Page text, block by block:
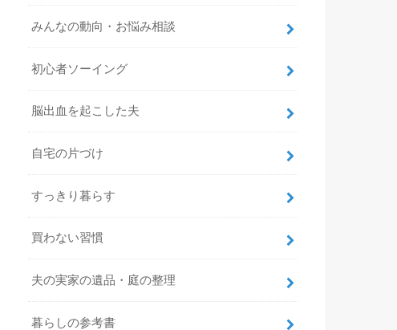
みんなの動向・お悩み相談
初心者ソーイング
脳出血を起こした夫
自宅の片づけ
すっきり暮らす
買わない習慣
夫の実家の遺品・庭の整理
暮らしの参考書